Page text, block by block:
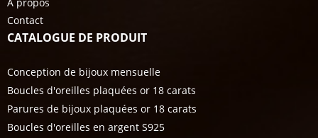
Contact
CATALOGUE DE PRODUIT
Conception de bijoux mensuelle
Boucles d'oreilles plaquées or 18 carats
Parures de bijoux plaquées or 18 carats
Boucles d'oreilles en argent S925